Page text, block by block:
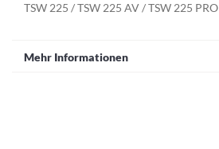
TSW 225 / TSW 225 AV / TSW 225 PRO
Mehr Informationen